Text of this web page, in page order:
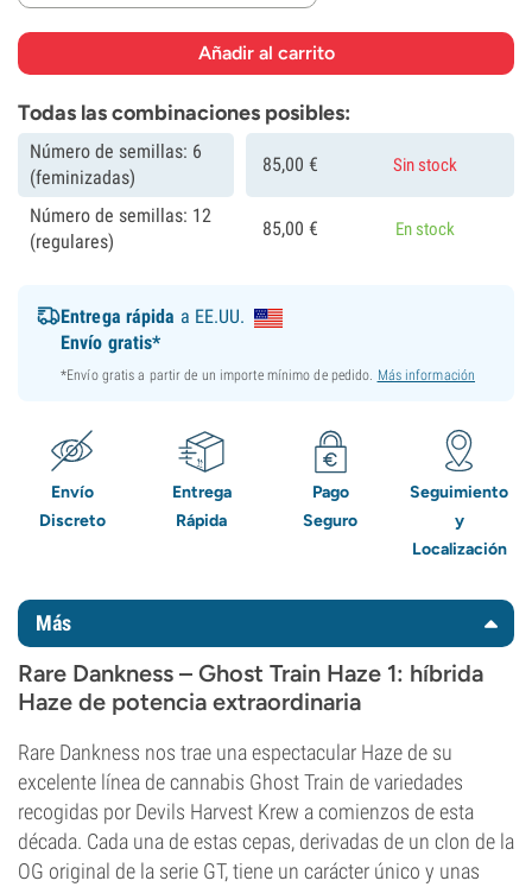
Todas las combinaciones posibles:
Número de semillas: 6
(feminizadas)
85,00 € Sin stock
Número de semillas: 12
(regulares)
85,00 € En stock
Entrega rápida a EE.UU.
Envío gratis*
*Envío gratis a partir de un importe mínimo de pedido. Más información
Envío
Discreto
Entrega
Rápida
Pago
Seguro
Seguimiento
y
Localización
Más
Rare Dankness – Ghost Train Haze 1: híbrida
Haze de potencia extraordinaria
Rare Dankness nos trae una espectacular Haze de su
excelente línea de cannabis Ghost Train de variedades
recogidas por Devils Harvest Krew a comienzos de esta
década. Cada una de estas cepas, derivadas de un clon de la
OG original de la serie GT, tiene un carácter único y unas